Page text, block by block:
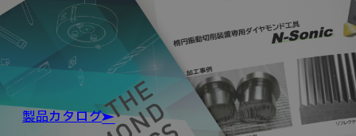
製品カタログ